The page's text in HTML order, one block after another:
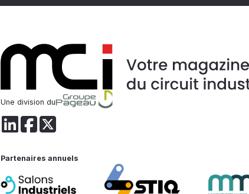
Une division du
Partenaires annuels